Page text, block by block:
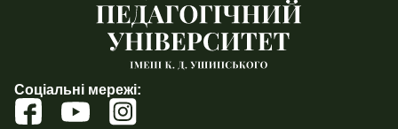
Соціальні мережі: